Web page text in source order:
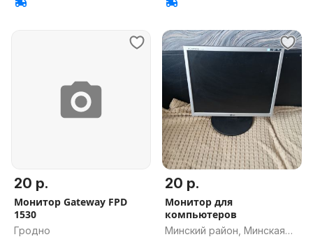
20 р.
Монитор Gateway FPD
1530
Гродно
20 р.
Монитор для
компьютеров
Минский район, Минская